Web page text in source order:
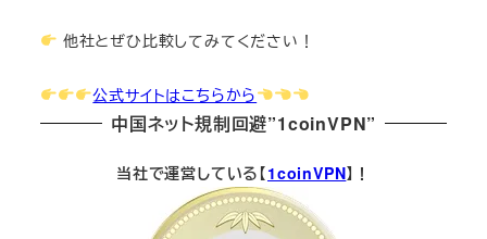
他社とぜひ比較してみてください！
公式サイトはこちらから
中国ネット規制回避”1coinVPN”
当社で運営している【1coinVPN】！